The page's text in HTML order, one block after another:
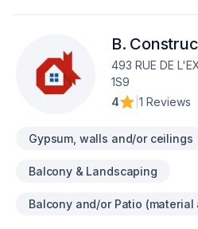
B.
493 RUE DE
1S9
4
1 Reviews
Gypsum, walls and/or ceilings
Balcony & Landscaping
Balcony and/or Patio (material